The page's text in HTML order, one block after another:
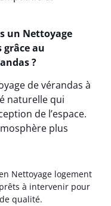
un Nettoyage
au
?
de vérandas à
naturelle qui
de l’espace.
plus
Nettoyage logement
à intervenir pour
qualité.